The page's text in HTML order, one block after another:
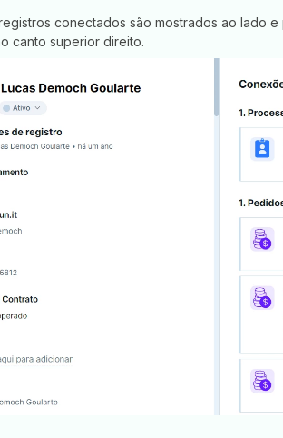
conectados são mostrados ao lado
canto superior direito.